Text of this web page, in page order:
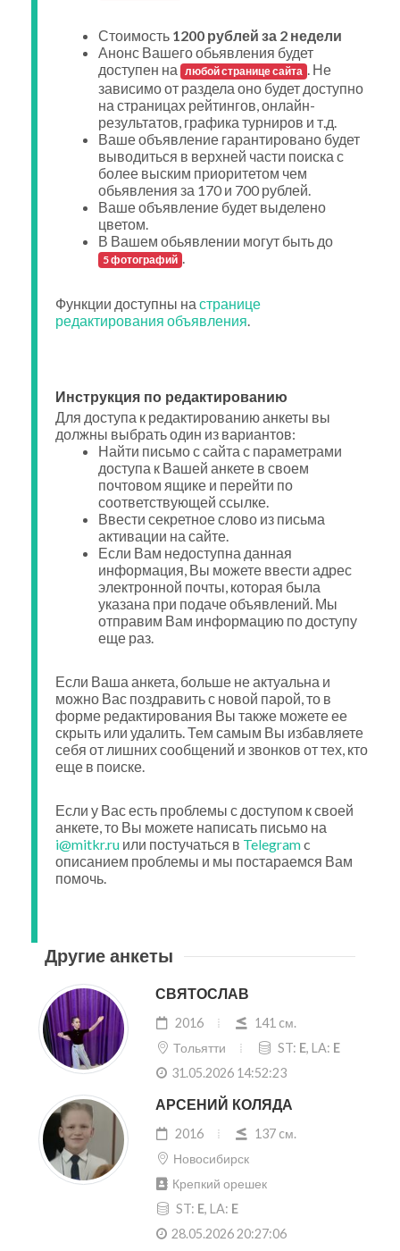
Стоимость 1200 рублей за 2 недели
Анонс Вашего обьявления будет
доступен на любой странице сайта . Не
зависимо от раздела оно будет доступно
на страницах рейтингов, онлайн-
результатов, графика турниров и т.д.
Ваше объявление гарантировано будет
выводиться в верхней части поиска с
более выским приоритетом чем
обьявления за 170 и 700 рублей.
Ваше объявление будет выделено
цветом.
В Вашем обьявлении могут быть до
5 фотографий .
Функции доступны на странице
редактирования объявления.
Инструкция по редактированию
Для доступа к редактированию анкеты вы
должны выбрать один из вариантов:
Найти письмо с сайта с параметрами
доступа к Вашей анкете в своем
почтовом ящике и перейти по
соответствующей ссылке.
Ввести секретное слово из письма
активации на сайте.
Если Вам недоступна данная
информация, Вы можете ввести адрес
электронной почты, которая была
указана при подаче объявлений. Мы
отправим Вам информацию по доступу
еще раз.
Если Ваша анкета, больше не актуальна и
можно Вас поздравить с новой парой, то в
форме редактирования Вы также можете ее
скрыть или удалить. Тем самым Вы избавляете
себя от лишних сообщений и звонков от тех, кто
еще в поиске.
Если у Вас есть проблемы с доступом к своей
анкете, то Вы можете написать письмо на
i@mitkr.ru или постучаться в Telegramc
описанием проблемы и мы постараемся Вам
помочь.
Другие анкеты
СВЯТОСЛАВ
2016
141 cм.
Тольятти
ST: E, LA: E
31.05.2026 14:52:23
АРСЕНИЙ КОЛЯДА
2016
137 cм.
Новосибирск
Крепкий орешек
ST: E, LA: E
28.05.2026 20:27:06